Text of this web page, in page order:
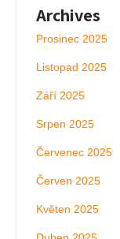
Archives
Prosinec 2025
Listopad 2025
Září 2025
Srpen 2025
Červenec 2025
Červen 2025
Květen 2025